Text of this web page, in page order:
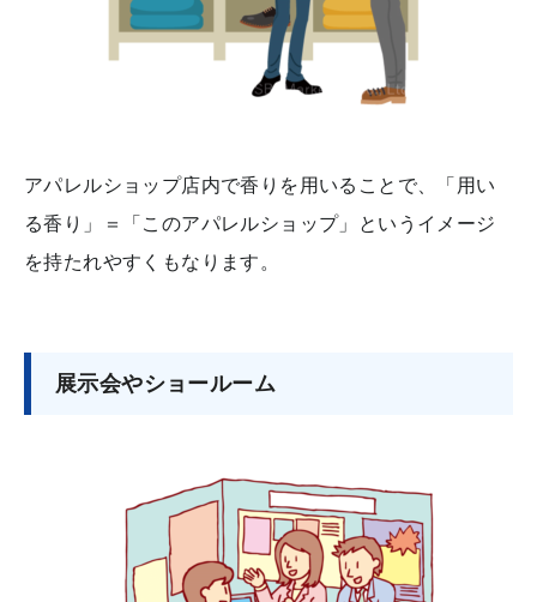
アパレルショップ店内で香りを用いることで、「用い
る香り」＝「このアパレルショップ」というイメージ
を持たれやすくもなります。
展示会やショールーム